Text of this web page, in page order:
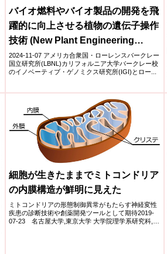
バイオ燃料やバイオ製品の開発を飛
躍的に向上させる植物の遺伝子操作
技術 (New Plant Engineering
Method Promises to Dramatically
Improve Biofuel and Bioproduct
2024-11-07 アメリカ合衆国・ローレンスバークレー
国立研究所(LBNL)カリフォルニア大学バークレー校
のイノベーティブ・ゲノミクス研究所(IGI)とロー...
細胞が生きたままでミトコンドリア
の内膜構造が鮮明に見えた
ミトコンドリアの形態制御異常がもたらす神経変性
疾患の診断技術や創薬開発ツールとして期待2019-
07-23 名古屋大学,東京大学 大学院理学系研究科,理